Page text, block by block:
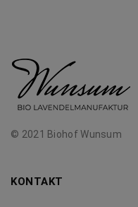
© 2021 Biohof Wunsum
KONTAKT